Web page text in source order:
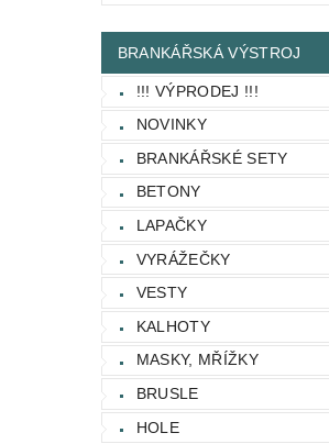
BRANKÁŘSKÁ VÝSTROJ
!!! VÝPRODEJ !!!
NOVINKY
BRANKÁŘSKÉ SETY
BETONY
LAPAČKY
VYRÁŽEČKY
VESTY
KALHOTY
MASKY, MŘÍŽKY
BRUSLE
HOLE